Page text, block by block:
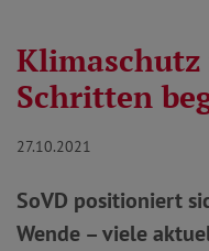
Schritten
27.10.2021
SoVD positioniert
Wende – viele